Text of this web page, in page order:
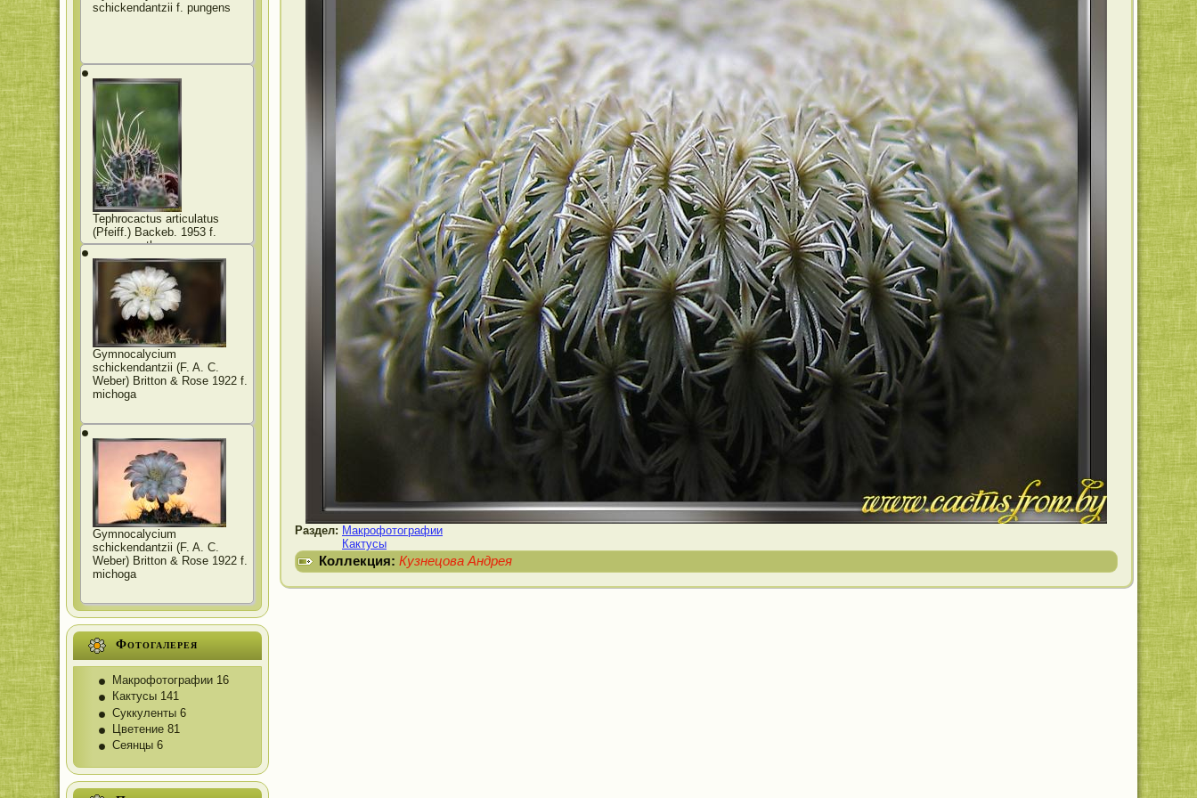
schickendantzii f. pungens
Tephrocactus articulatus
(Pfeiff.) Backeb. 1953 f.
papyracanthus
Gymnocalycium
schickendantzii (F. A. C.
Weber) Britton & Rose 1922 f.
michoga
Gymnocalycium
schickendantzii (F. A. C.
Weber) Britton & Rose 1922 f.
michoga
Фотогалерея
Макрофотографии 16
Кактусы 141
Суккуленты 6
Цветение 81
Сеянцы 6
Раздел: Макрофотографии
Кактусы
Коллекция: Кузнецова Андрея